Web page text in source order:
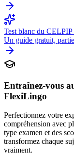
Test blanc du
Un guide gratuit,
Entraînez-vous
FlexiLingo
Perfectionnez votre
compréhension avec
type examen et des
transformez chaque
vraiment.